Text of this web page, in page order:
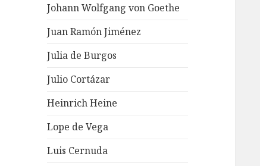
Johann Wolfgang von Goethe
Juan Ramón Jiménez
Julia de Burgos
Julio Cortázar
Heinrich Heine
Lope de Vega
Luis Cernuda